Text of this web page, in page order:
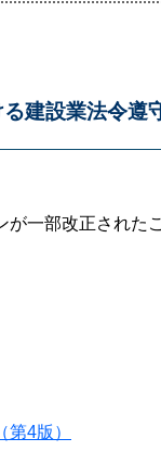
建設業法令遵
一部改正された
4版）